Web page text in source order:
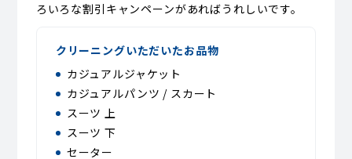
ろいろな割引キャンペーンがあればうれしいです。
クリーニングいただいたお品物
カジュアルジャケット
カジュアルパンツ / スカート
スーツ 上
スーツ 下
セーター